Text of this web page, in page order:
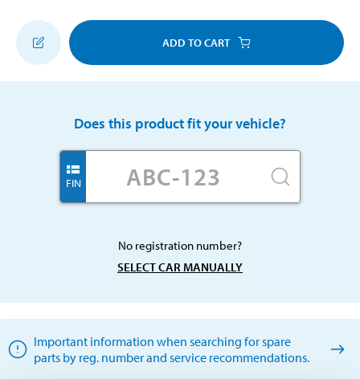
ADD TO CART
Does this product fit your vehicle?
FIN
No registration number?
SELECT CAR MANUALLY
Important information when searching for spare
parts by reg. number and service recommendations.